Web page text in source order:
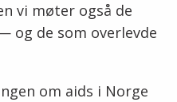
vi møter også de
og de som overlevde
om aids i Norge